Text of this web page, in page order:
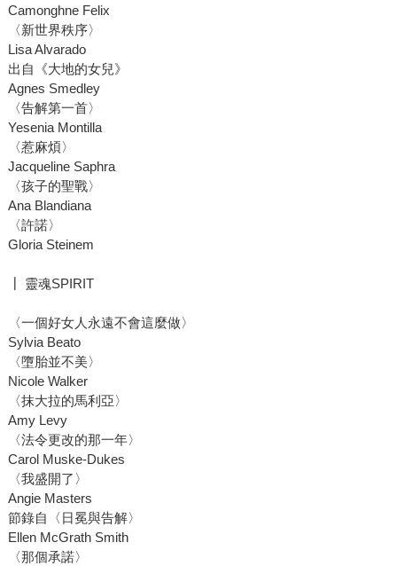
Camonghne Felix
〈新世界秩序〉
Lisa Alvarado
出自《大地的女兒》
Agnes Smedley
〈告解第一首〉
Yesenia Montilla
〈惹麻煩〉
Jacqueline Saphra
〈孩子的聖戰〉
Ana Blandiana
〈許諾〉
Gloria Steinem
┃ 靈魂SPIRIT
〈一個好女人永遠不會這麼做〉
Sylvia Beato
〈墮胎並不美〉
Nicole Walker
〈抹大拉的馬利亞〉
Amy Levy
〈法令更改的那一年〉
Carol Muske-Dukes
〈我盛開了〉
Angie Masters
節錄自〈日冕與告解〉
Ellen McGrath Smith
〈那個承諾〉